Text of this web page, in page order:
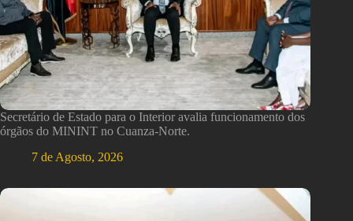
Secretário de Estado para o Interior avalia funcionamento dos
órgãos do MININT no Cuanza-Norte.
7 de Agosto, 2026